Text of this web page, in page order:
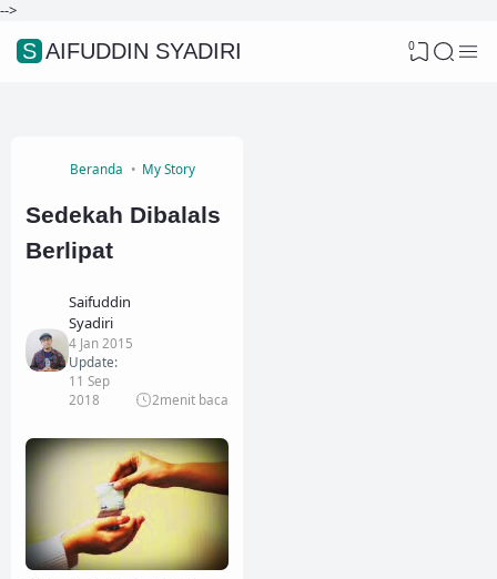
-->
SAIFUDDIN SYADIRI 0
Beranda My Story
Sedekah Dibalals
Berlipat
Saifuddin
Syadiri
4 Jan 2015
Update:
11 Sep
2018
2menit baca